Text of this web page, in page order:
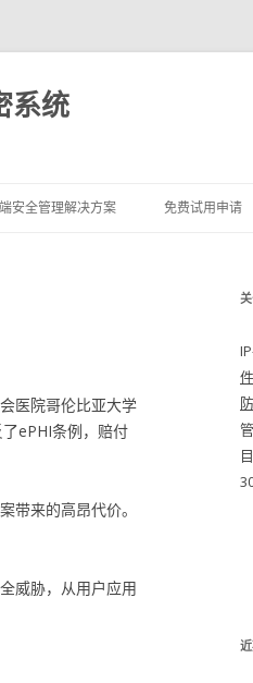
系统
安全管理解决方案 免费试用申请
医院哥伦比亚大学
ePHI条例，赔付
带来的高昂代价。
威胁，从用户应用
件